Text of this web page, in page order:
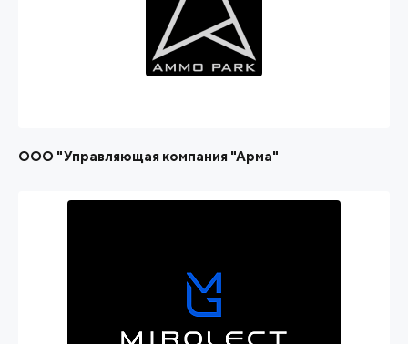
ООО "Управляющая компания "Арма"